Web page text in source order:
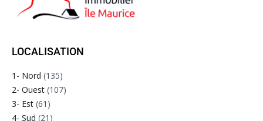
LOCALISATION
1- Nord (135)
2- Ouest (107)
3- Est (61)
4- Sud (21)